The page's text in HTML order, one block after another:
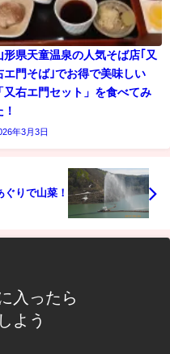
形県天童温泉の人気そば店｢又
エ門そば｣でお得で美味しい
又右エ門セット」を食べてみ
！
年3月3日
りで山菜！
入ったら
よう